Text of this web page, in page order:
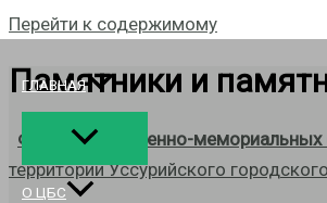
Перейти к содержимому
ГЛАВНАЯ
О ЦБС
Памятники и
Фотографии военно-мемориальных
территории Уссурийского